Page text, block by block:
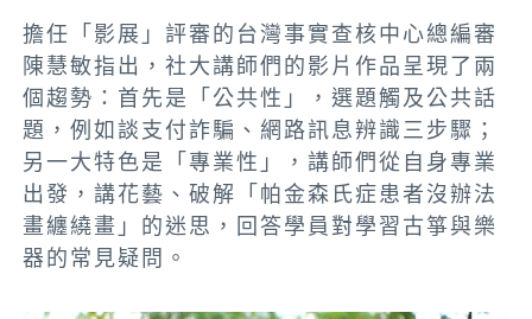
擔任「影展」評審的台灣事實查核中心總編審
陳慧敏指出，社大講師們的影片作品呈現了兩
個趨勢：首先是「公共性」，選題觸及公共話
題，例如談支付詐騙、網路訊息辨識三步驟；
另一大特色是「專業性」，講師們從自身專業
出發，講花藝、破解「帕金森氏症患者沒辦法
畫纏繞畫」的迷思，回答學員對學習古箏與樂
器的常見疑問。